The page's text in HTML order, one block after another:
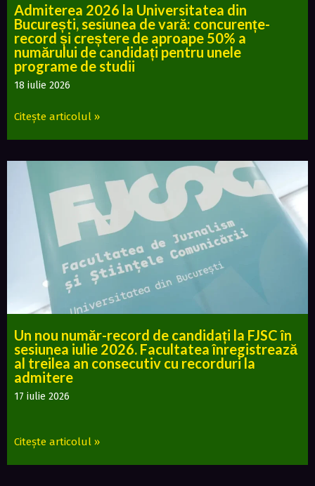
Admiterea 2026 la Universitatea din
București, sesiunea de vară: concurențe-
record și creștere de aproape 50% a
numărului de candidați pentru unele
programe de studii
18 iulie 2026
Citește articolul »
Un nou număr-record de candidați la FJSC în
sesiunea iulie 2026. Facultatea înregistrează
al treilea an consecutiv cu recorduri la
admitere
17 iulie 2026
Citește articolul »